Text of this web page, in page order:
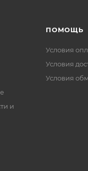
и
ПОМОЩЬ
Условия
Условия
Условия